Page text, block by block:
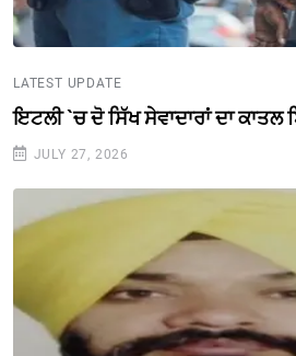
LATEST UPDATE
ਇਟਲੀ `ਚ ਦੋ ਸਿੱਖ ਸੇਵਾਦਾਰਾਂ ਦਾ ਕਾਤਲ
JULY 27, 2026